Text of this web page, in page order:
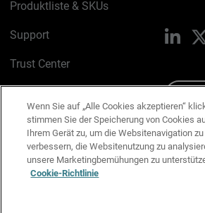
Produktliste & SKUs
Support
Trust Center
Cookie-Richtlinie
Datenschutzrichtlinie
Media & Brand Kit
Wenn Sie auf „Alle Cookies akzeptieren“
stimmen Sie der Speicherung von Cookies
Ihrem Gerät zu, um die Websitenavigation zu
verbessern, die Websitenutzung zu
unsere Marketingbemühungen zu
Cookie-Richtlinie